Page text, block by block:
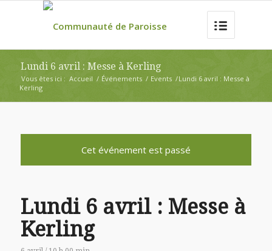
Lundi 6 avril : Messe à Kerling
Vous êtes ici : Accueil / Événements / Events /Lundi 6 avril : Messe à
Kerling
Cet événement est passé
Lundi 6 avril : Messe à
Kerling